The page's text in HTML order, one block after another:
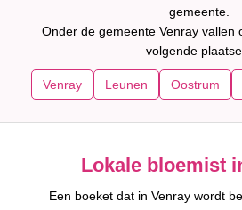
gemeente.
Onder de gemeente Venray vallen
volgende
Venray Leunen Oostrum
Lokale bloemist
Een boeket dat in Venray wordt